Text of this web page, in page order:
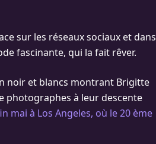
sur les réseaux sociaux et dans
fascinante, qui la fait rêver.
noir et blancs montrant Brigitte
photographes à leur descente
mai à Los Angeles, où le 20 ème